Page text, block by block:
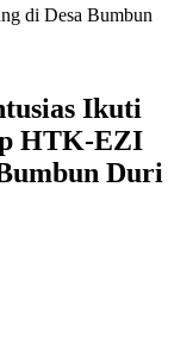
di Desa Bumbun
Ikuti
HTK-EZI
Duri